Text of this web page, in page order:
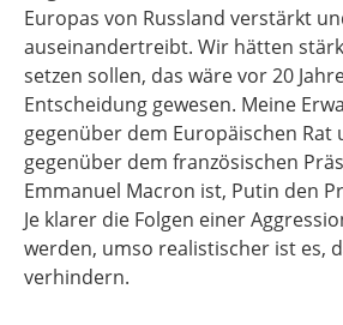
Europas von Russland verstärkt
auseinandertreibt. Wir hätten
setzen sollen, das wäre vor 20
Entscheidung gewesen. Meine
gegenüber dem Europäischen Rat
gegenüber dem französischen
Emmanuel Macron ist, Putin den
Je klarer die Folgen einer
werden, umso realistischer ist es,
verhindern.